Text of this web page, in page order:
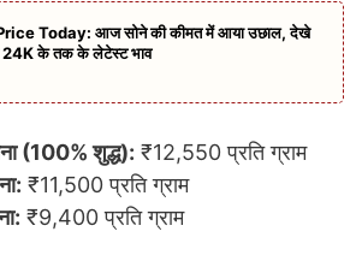
Today: आज सोने की कीमत में आया उछाल, देखे
के तक के लेटेस्ट भाव
(100% शुद्ध): ₹12,550 प्रति ग्राम
₹11,500 प्रति ग्राम
₹9,400 प्रति ग्राम